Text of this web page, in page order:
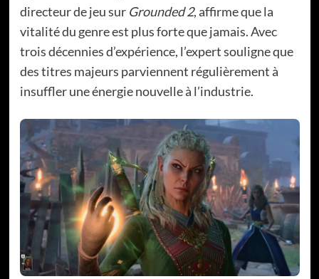
directeur de jeu sur Grounded 2, affirme que la
vitalité du genre est plus forte que jamais. Avec
trois décennies d’expérience, l’expert souligne que
des titres majeurs parviennent régulièrement à
insuffler une énergie nouvelle à l’industrie.